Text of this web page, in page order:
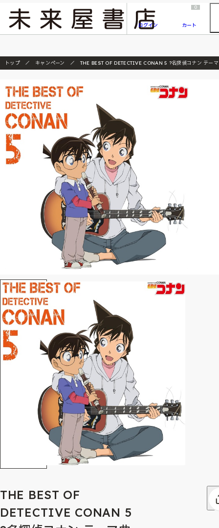
『ONE PIECE magazine 021 ONE PIECEカード付き同梱版』発売延期のご案内
ログイン
0
カート
トップ キャンペーン THE BEST OF DETECTIVE CONAN 5 ?名探偵コナン テー
THE BEST OF
DETECTIVE CONAN 5